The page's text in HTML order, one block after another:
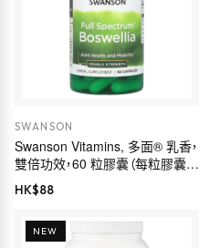
SWANSON
Swanson Vitamins, 多面® 乳香，
雙倍功效，60 粒膠囊（每粒膠囊
800 毫克）
HK$88
NEW